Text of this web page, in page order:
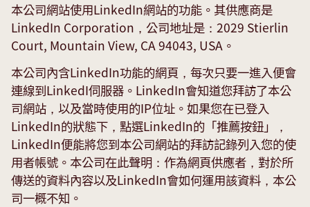
本公司網站使用LinkedIn網站的功能。其供應商是
LinkedIn Corporation，公司地址是：2029 Stierlin
Court, Mountain View, CA 94043, USA。
本公司內含LinkedIn功能的網頁，每次只要一進入便會
連線到LinkedI伺服器。LinkedIn會知道您拜訪了本公
司網站，以及當時使用的IP位址。如果您在已登入
LinkedIn的狀態下，點選LinkedIn的「推薦按鈕」，
LinkedIn便能將您到本公司網站的拜訪記錄列入您的使
用者帳號。本公司在此聲明：作為網頁供應者，對於所
傳送的資料內容以及LinkedIn會如何運用該資料，本公
司一概不知。